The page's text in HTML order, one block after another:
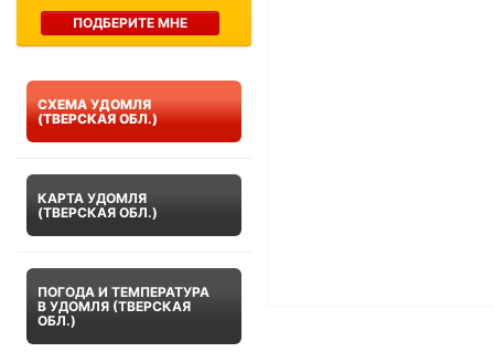
ПОДБЕРИТЕ МНЕ
СХЕМА УДОМЛЯ
(ТВЕРСКАЯ ОБЛ.)
КАРТА УДОМЛЯ
(ТВЕРСКАЯ ОБЛ.)
ПОГОДА И ТЕМПЕРАТУРА
В УДОМЛЯ (ТВЕРСКАЯ
ОБЛ.)